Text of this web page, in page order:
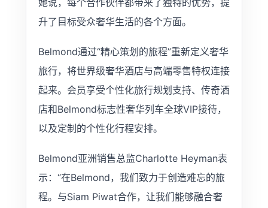
升了目标受众奢华生活的各个方面。
Belmond通过“精心策划的旅程”重新定义奢华
旅行，将世界级奢华酒店与高端零售特权连接
起来。会员享受个性化旅行规划支持、传奇酒
店和Belmond标志性奢华列车全球VIP接待，
以及定制的个性化行程安排。
Belmond亚洲销售总监Charlotte Heyman表
示：“在Belmond，我们致力于创造难忘的旅
程。与Siam Piwat合作，让我们能够融合奢